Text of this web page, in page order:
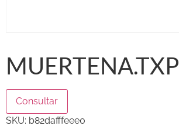
MUERTENA.TXP
Consultar
SKU: b82dafffeee0